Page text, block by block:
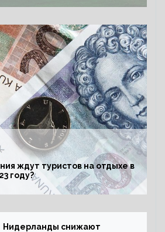
ждут туристов на отдыхе в
году?
Нидерланды снижают